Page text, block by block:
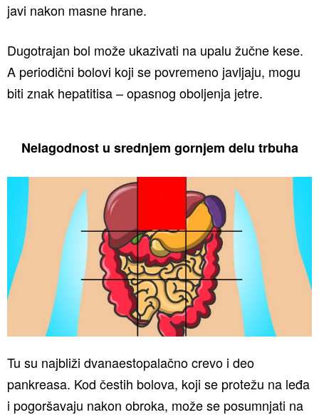
javi nakon masne hrane.
Dugotrajan bol može ukazivati na upalu žučne kese.
A periodični bolovi koji se povremeno javljaju, mogu
biti znak hepatitisa – opasnog oboljenja jetre.
Nelagodnost u srednjem gornjem delu trbuha
Tu su najbliži dvanaestopalačno crevo i deo
pankreasa. Kod čestih bolova, koji se protežu na leđa
i pogoršavaju nakon obroka, može se posumnjati na